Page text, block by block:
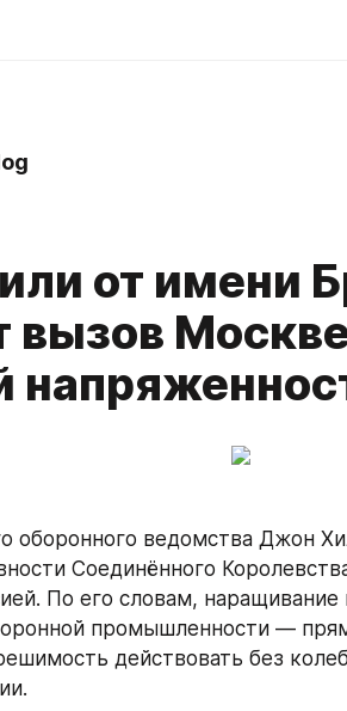
от имени
вызов
оборонного ведомства Джон
Соединённого
По его словам, наращивание
промышленности —
действовать без